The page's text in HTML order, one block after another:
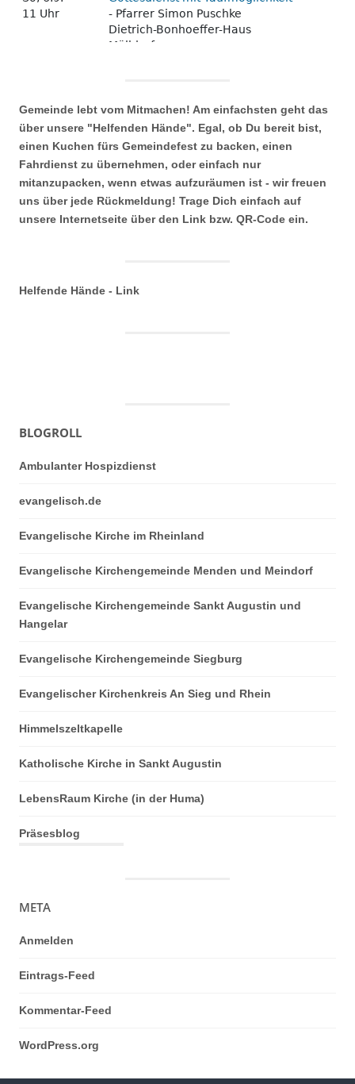
Gemeinde lebt vom Mitmachen! Am einfachsten geht das
über unsere "Helfenden Hände". Egal, ob Du bereit bist,
einen Kuchen fürs Gemeindefest zu backen, einen
Fahrdienst zu übernehmen, oder einfach nur
mitanzupacken, wenn etwas aufzuräumen ist - wir freuen
uns über jede Rückmeldung! Trage Dich einfach auf
unsere Internetseite über den Link bzw. QR-Code ein.
Helfende Hände - Link
BLOGROLL
Ambulanter Hospizdienst
evangelisch.de
Evangelische Kirche im Rheinland
Evangelische Kirchengemeinde Menden und Meindorf
Evangelische Kirchengemeinde Sankt Augustin und
Hangelar
Evangelische Kirchengemeinde Siegburg
Evangelischer Kirchenkreis An Sieg und Rhein
Himmelszeltkapelle
Katholische Kirche in Sankt Augustin
LebensRaum Kirche (in der Huma)
Präsesblog
META
Anmelden
Eintrags-Feed
Kommentar-Feed
WordPress.org